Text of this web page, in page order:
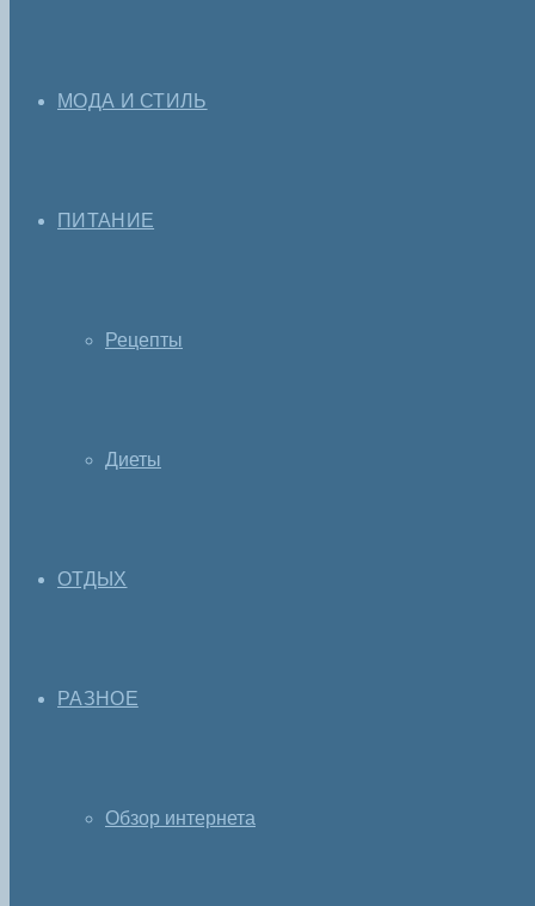
МОДА И СТИЛЬ
ПИТАНИЕ
Рецепты
Диеты
ОТДЫХ
РАЗНОЕ
Обзор интернета